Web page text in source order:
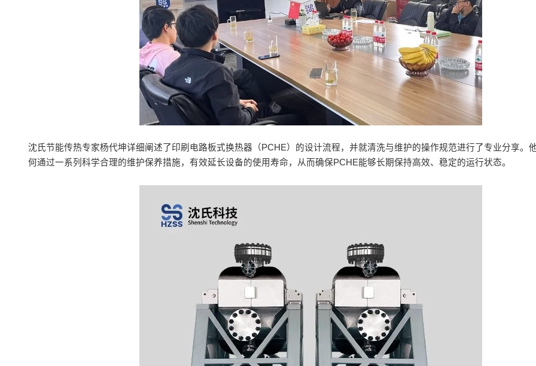
沈氏节能传热专家杨代坤详细阐述了印刷电路板式换热器（PCHE）的设计流程，并就清洗与维护的操作规范进行了专业分享。
何通过一系列科学合理的维护保养措施，有效延长设备的使用寿命，从而确保PCHE能够长期保持高效、稳定的运行状态。